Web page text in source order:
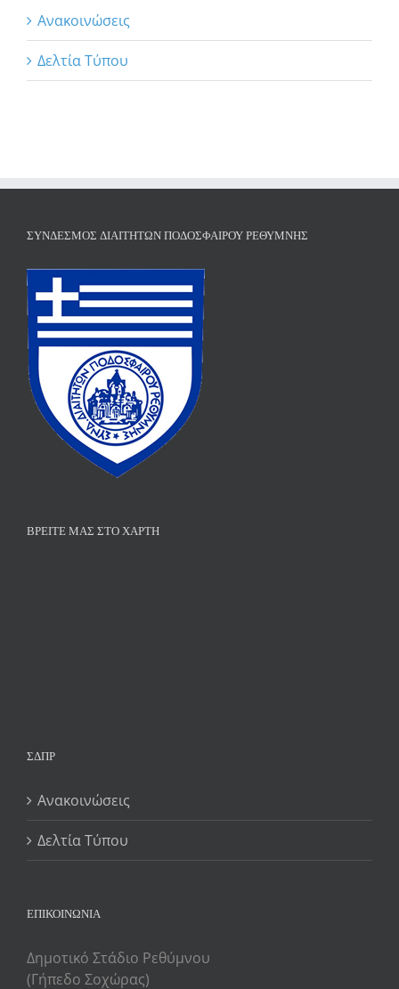
Ανακοινώσεις
Δελτία Τύπου
ΣΎΝΔΕΣΜΟΣ ΔΙΑΙΤΗΤΏΝ ΠΟΔΟΣΦΑΊΡΟΥ ΡΕΘΎΜΝΗΣ
ΒΡΕΊΤΕ ΜΑΣ ΣΤΟ ΧΆΡΤΗ
ΣΔΠΡ
Ανακοινώσεις
Δελτία Τύπου
ΕΠΙΚΟΙΝΩΝΙΑ
Δημοτικό Στάδιο Ρεθύμνου
(Γήπεδο Σοχώρας)